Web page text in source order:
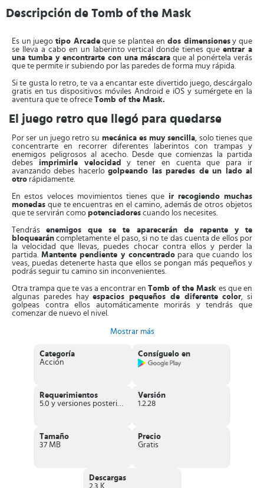
Descripción de Tomb of the Mask
Es un juego tipo Arcadeque se plantea endos dimensionesy que
se lleva a cabo en un laberinto vertical donde tienes queentrar a
una tumba y encontrarte con una máscara que al ponértela verás
que te permite ir subiendo por las paredes de forma muy rápida.
Si te gusta lo retro, te va a encantar este divertido juego, descárgalo
gratis en tus dispositivos móviles Android e iOS y sumérgete en la
aventura que te ofrece Tomb of the Mask.
El juego retro que llegó para quedarse
Por ser un juego retro su mecánica es muy sencilla, solo tienes que
concentrarte en recorrer diferentes laberintos con trampas y
enemigos peligrosos al acecho. Desde que comienzas la partida
debes imprimirle velocidad
y tener en cuenta que para ir
avanzando debes hacerlogolpeando las paredes de un lado al
otro rápidamente.
En estos veloces movimientos tienes que ir recogiendo muchas
monedas que te encuentras en el camino, además de otros objetos
que te servirán como potenciadores cuando los necesites.
Tendrásenemigos que se te aparecerán de repente y te
bloquearán completamente el paso, si no te das cuenta de ellos por
la velocidad que llevas, puedes chocar contra ellos y perder la
partida. Mantente pendiente y concentradopara que cuando los
veas, puedas detenerte hasta que ellos se pongan más pequeños y
podrás seguir tu camino sin inconvenientes.
Otra trampa que te vas a encontrar en Tomb of the Mask es que en
algunas paredes hayespacios pequeños de diferente color, si
golpeas contra ellos automáticamente morirás y tendrás que
comenzar de nuevo el nivel.
Pero eso no es todo, mientras tú vas escalando esos laberintos y
alcanza te ahogarás
y perderás la partida.
conseguir nuevas vidas
o te pueden hacer revivir cuando lo
necesites.
Su diseño es minimalista, lo que significa que tiene justo los
elementos que necesita para ofrecer una excelente experiencia
Mostrar más
Categoría
Acción
Consíguelo en
Requerimientos
5.0 y versiones posteriores
Versión
1.2.28
Tamaño
37 MB
Precio
Gratis
Descargas
2.3 K